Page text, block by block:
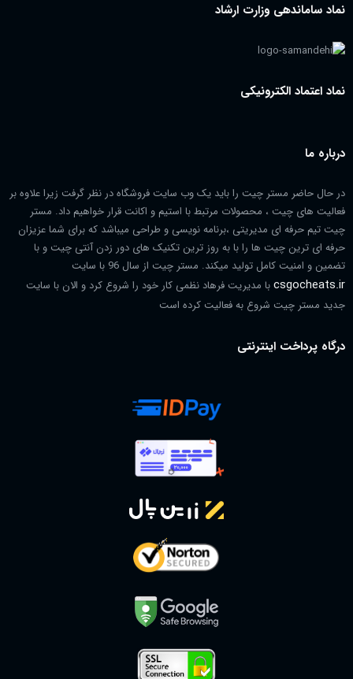
نماد ساماندهی وزارت ارشاد
نماد اعتماد الکترونیکی
درباره ما
در حال حاضر مستر چیت را باید یک وب سایت فروشگاه در نظر گرفت زیرا علاوه بر
فعالیت های چیت ، محصولات مرتبط با استیم و اکانت قرار خواهیم داد. مستر
چیت تیم حرفه ای مدیریتی ،برنامه نویسی و طراحی میباشد که برای شما عزیزان
حرفه ای ترین چیت ها را با به روز ترین تکنیک های دور زدن آنتی چیت و با
تضمین و امنیت کامل تولید میکند. مستر چیت از سال 96 با سایت
csgocheats.irبا مدیریت فرهاد نظمی کار خود را شروع کرد و الان با سایت
جدید مستر چیت شروع به فعالیت کرده است
درگاه پرداخت اینترنتی